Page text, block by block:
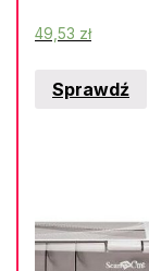
49,53 zł
Sprawdź